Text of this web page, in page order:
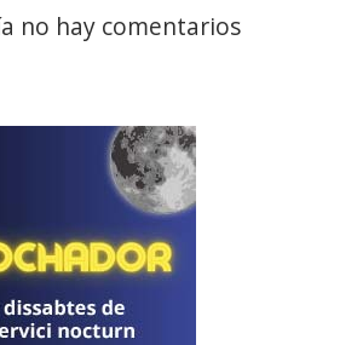
no hay comentarios